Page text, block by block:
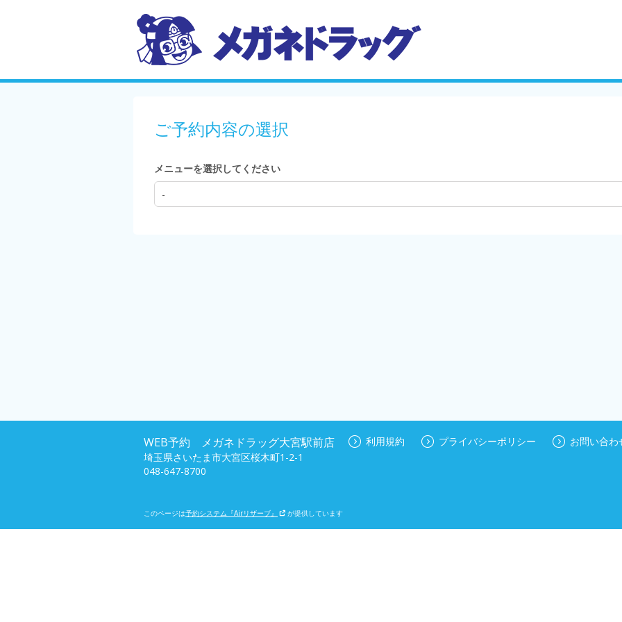
ご予約内容の選択
メニューを選択してください
-
WEB予約 メガネドラッグ大宮駅前店
埼玉県さいたま市大宮区桜木町1-2-1
048-647-8700
利用規約 プライバシーポリシー お問い合わ
このページは予約システム『Airリザーブ』 が提供しています